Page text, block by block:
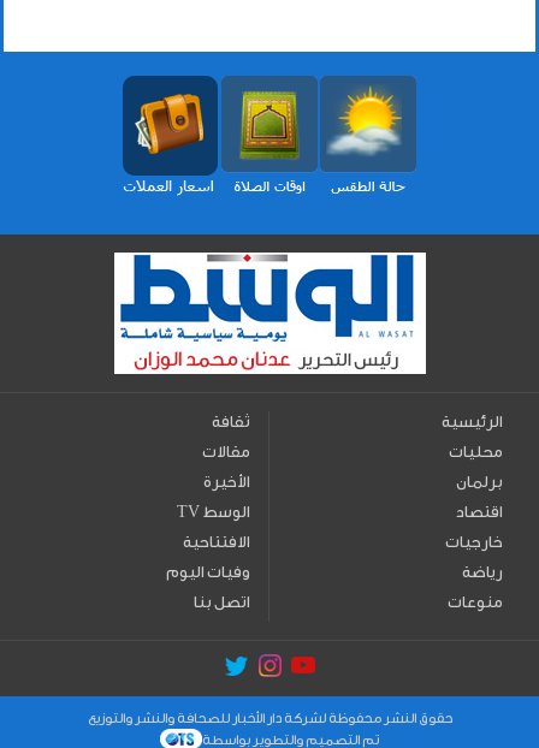
الرئيسية
محليات
برلمان
اقتصاد
خارجيات
رياضة
منوعات
ثقافة
مقالات
الأخيرة
TV الوسط
الافتتاحية
وفيات اليوم
اتصل بنا
حقوق النشر محفوظة لشركة دار الأخبار للصحافة والنشر والتوزيع
تم التصميم والتطوير بواسطة